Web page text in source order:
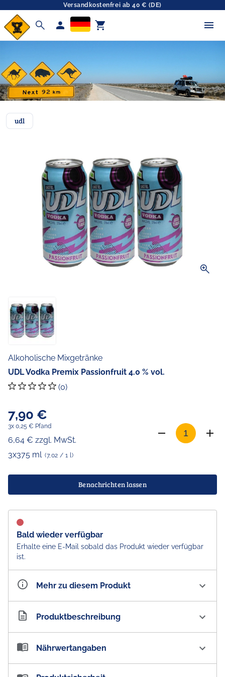
Versandkostenfrei ab 40 € (DE)
search person shopping_cart
udl
zoom_in
Alkoholische Mixgetränke
UDL Vodka Premix Passionfruit 4.0 % vol.
(0)
7,90 €
3x 0,25 € Pfand
6,64 € zzgl. MwSt.
3x375 ml (7,02 / 1 l)
Benachrichten lassen
Bald wieder verfügbar
Erhalte eine E-Mail sobald das Produkt wieder verfügbar
ist.
Mehr zu diesem Produkt
Artikelnummer AU200206
Produktbeschreibung
UDL Vodka Premix Passionfruit Can 4.0 % vol. Triple
Nährwertangaben